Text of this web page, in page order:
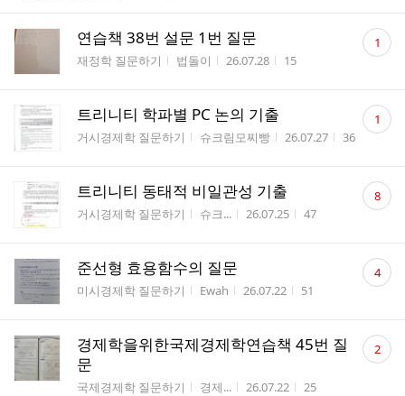
연습책 38번 설문 1번 질문
게시판명
재정학 질문하기 작성자
법돌이 작성시간
26.07.28 조회수
15
댓
글 1
트리니티 학파별 PC 논의 기출
게시판명
거시경제학 질문하기 작성자
슈크림모찌빵 작성시간
26.07.27 조회수
36
댓
글 1
트리니티 동태적 비일관성 기출
게시판명
거시경제학 질문하기 작성자
슈크... 작성시간
26.07.25 조회수
47
댓
글 8
준선형 효용함수의 질문
게시판명
미시경제학 질문하기 작성자
Ewah 작성시간
26.07.22 조회수
51
댓
글 4
경제학을위한국제경제학연습책 45번 질
문
게시판명
국제경제학 질문하기 작성자
경제... 작성시간
26.07.22 조회수
25
댓
글 2